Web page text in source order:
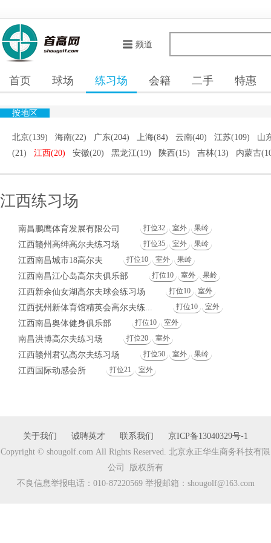
频道
首页 球场 练习场 会籍 二手 特惠
按地区
北京(139) 海南(22) 广东(204) 上海(84) 云南(40) 江苏(109)
山
(21)
江西(20) 安徽(20) 黑龙江(19) 陕西(15) 吉林(13) 内蒙古
江西练习场
南昌鹏鹰体育发展有限公司 打位32 室外 果岭
江西赣州高绅高尔夫练习场 打位35 室外 果岭
江西南昌城市18高尔夫 打位10 室外 果岭
江西南昌江心岛高尔夫俱乐部 打位10 室外 果岭
江西新余仙女湖高尔夫球会练习场 打位10 室外
江西抚州新体育馆精英会高尔夫练... 打位10 室外
江西南昌奥体健身俱乐部 打位10 室外
南昌洪博高尔夫练习场 打位20 室外
江西赣州君弘高尔夫练习场 打位50 室外 果岭
江西国际动感会所 打位21 室外
关于我们 诚聘英才 联系我们
京ICP备13040329号-1
Copyright © shougolf.com All Rights Reserved. 北京永正华生商务科技有限
公司 版权所有
不良信息举报电话：010-87220569 举报邮箱：shougolf@163.com